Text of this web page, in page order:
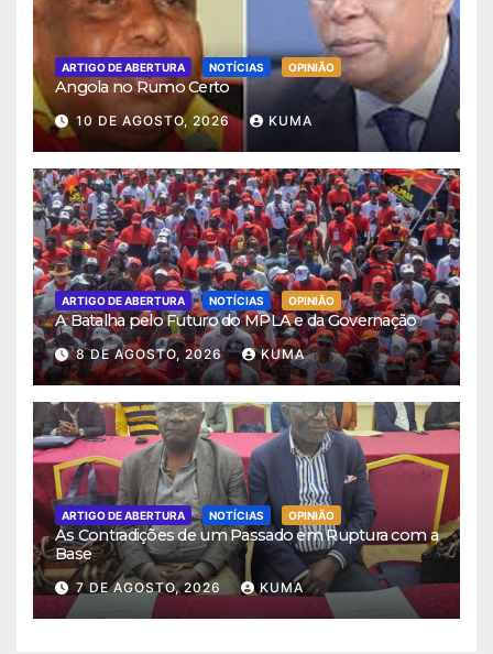
ARTIGO DE ABERTURA NOTÍCIAS OPINIÃO
Angola no Rumo Certo
10 DE AGOSTO, 2026 KUMA
ARTIGO DE ABERTURA NOTÍCIAS OPINIÃO
A Batalha pelo Futuro do MPLA e da Governação
8 DE AGOSTO, 2026 KUMA
ARTIGO DE ABERTURA NOTÍCIAS OPINIÃO
As Contradições de um Passado em Ruptura com a
Base
7 DE AGOSTO, 2026 KUMA